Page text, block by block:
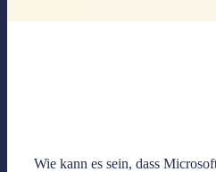
Wie kann es sein, dass